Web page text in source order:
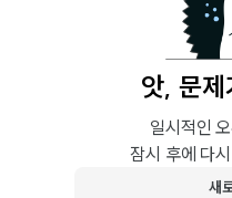
앗, 문
일시적인
잠시 후에 다
새